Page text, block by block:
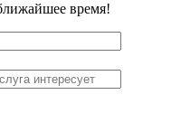
время!